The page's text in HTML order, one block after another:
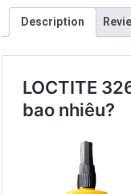
customer
ratings
Description